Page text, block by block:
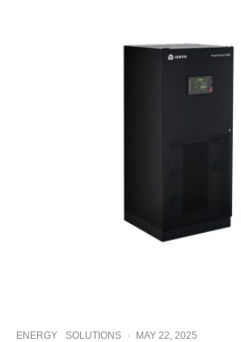
ENERGY SOLUTIONS · MAY 22, 2025